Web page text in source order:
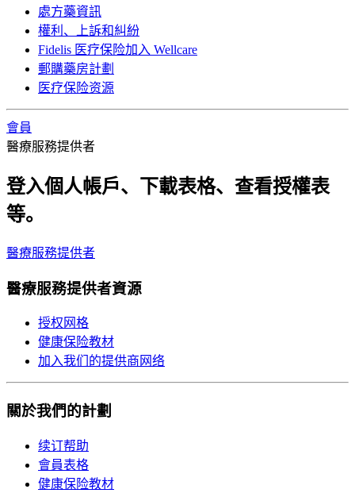
處方藥資訊
權利、上訴和糾紛
Fidelis 医疗保险加入 Wellcare
郵購藥房計劃
医疗保险资源
會員
醫療服務提供者
登入個人帳戶、下載表格、查看授權表
等。
醫療服務提供者
醫療服務提供者資源
授权网格
健康保险教材
加入我们的提供商网络
關於我們的計劃
续订帮助
會員表格
健康保险教材